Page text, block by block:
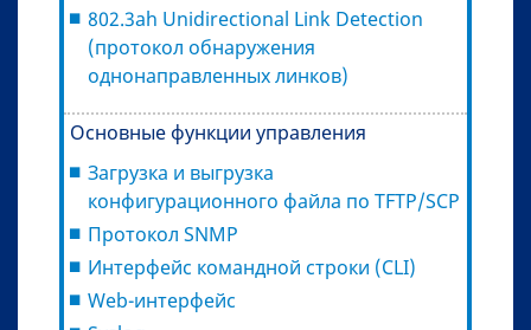
802.3ah Unidirectional Link Detection
(протокол обнаружения
однонаправленных линков)
Основные функции управления
Загрузка и выгрузка
конфигурационного файла по TFTP/SCP
Протокол SNMP
Интерфейс командной строки (CLI)
Web-интерфейс